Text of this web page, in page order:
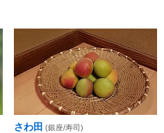
さわ田 (銀座/寿司)